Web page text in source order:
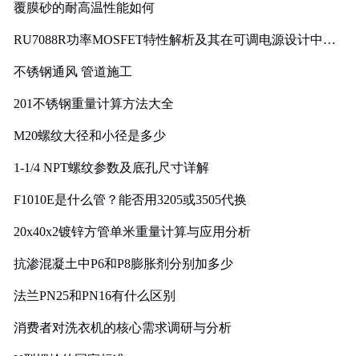
覆膜砂的耐高温性能如何
RU7088R功率MOSFET特性解析及其在可调电源设计中的
不锈钢通风 管道施工
201不锈钢重量计算方法大全
M20螺纹大径和小径是多少
1-1/4 NPT螺纹参数及底孔尺寸详解
F1010E是什么管？能否用3205或3505代换
20x40x2镀锌方管单米重量计算与应用分析
抗渗混凝土中P6和P8膨胀剂分别加多少
法兰PN25和PN16有什么区别
消费者对洗衣机的核心需求调研与分析